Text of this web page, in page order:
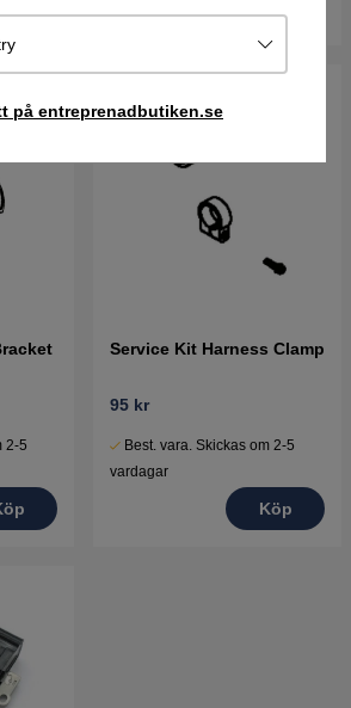
på entreprenadbutiken.se
2-5
Service Kit Harness Clamp
95 kr
Best. vara. Skickas om 2-5
vardagar
Köp